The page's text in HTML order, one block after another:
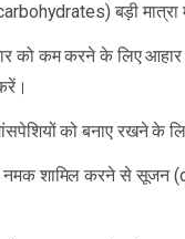
(carbohydrates) बड़ी
को कम करने के लिए आहार
को बनाए रखने के
शामिल करने से सूजन